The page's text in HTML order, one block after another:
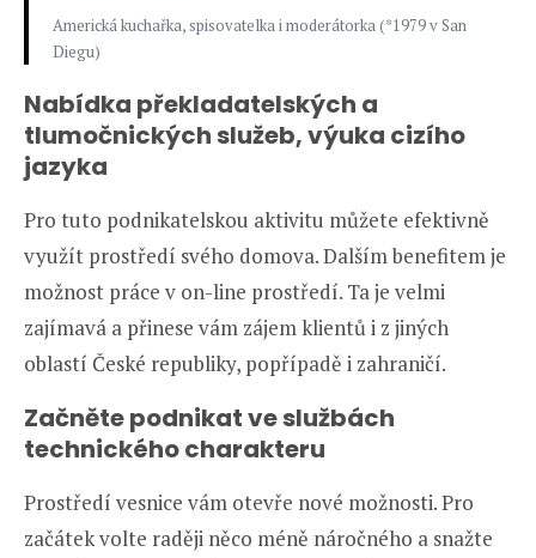
Americká kuchařka, spisovatelka i moderátorka (*1979 v San
Diegu)
Nabídka překladatelských a
tlumočnických služeb, výuka cizího
jazyka
Pro tuto podnikatelskou aktivitu můžete efektivně
využít prostředí svého domova. Dalším benefitem je
možnost práce v on-line prostředí. Ta je velmi
zajímavá a přinese vám zájem klientů i z jiných
oblastí České republiky, popřípadě i zahraničí.
Začněte podnikat veslužbách
technického charakteru
Prostředí vesnice vám otevře nové možnosti. Pro
začátek volte raději něco méně náročného a snažte